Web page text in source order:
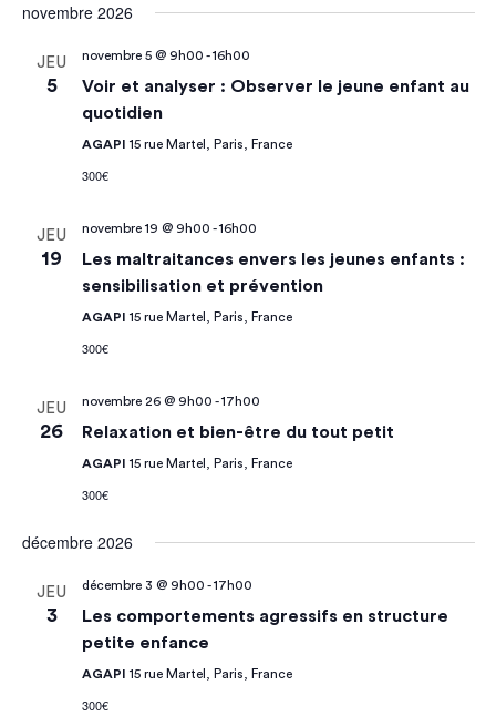
novembre 2026
JEU
5
novembre 5 @ 9h00 -16h00
Voir et analyser : Observer le jeune enfant au
quotidien
AGAPI 15 rue Martel, Paris, France
300€
JEU
19
novembre 19 @ 9h00 -16h00
Les maltraitances envers les jeunes enfants :
sensibilisation et prévention
AGAPI 15 rue Martel, Paris, France
300€
JEU
26
novembre 26 @ 9h00 -17h00
Relaxation et bien-être du tout petit
AGAPI 15 rue Martel, Paris, France
300€
décembre 2026
JEU
3
décembre 3 @ 9h00 -17h00
Les comportements agressifs en structure
petite enfance
AGAPI 15 rue Martel, Paris, France
300€